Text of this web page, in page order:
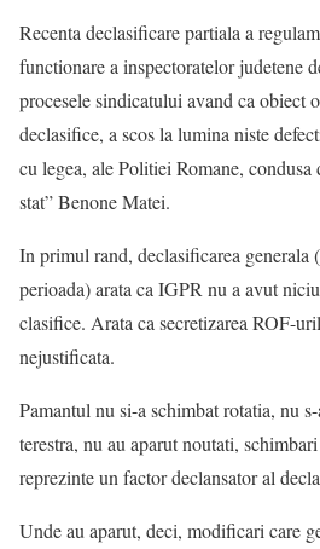
Recenta declasificare partiala a
functionare a inspectoratelor judetene
procesele sindicatului avand ca obiect
declasifice, a scos la lumina niste
cu legea, ale Politiei Romane, condusa
stat” Benone Matei.
In primul rand, declasificarea generala
perioada) arata ca IGPR nu a avut
clasifice. Arata ca secretizarea ROF-
nejustificata.
Pamantul nu si-a schimbat rotatia, nu
terestra, nu au aparut noutati,
reprezinte un factor declansator al
Unde au aparut, deci, modificari care